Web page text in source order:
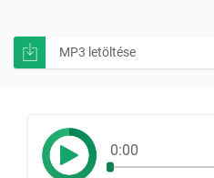
MP3 letöltése
0:00